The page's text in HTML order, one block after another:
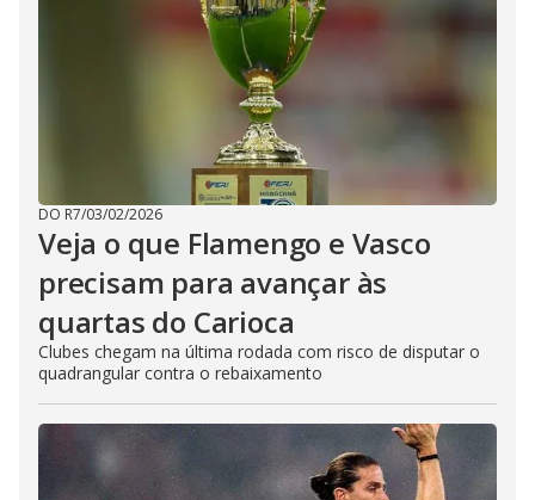
DO R7/03/02/2026
Veja o que Flamengo e Vasco
precisam para avançar às
quartas do Carioca
Clubes chegam na última rodada com risco de disputar o
quadrangular contra o rebaixamento